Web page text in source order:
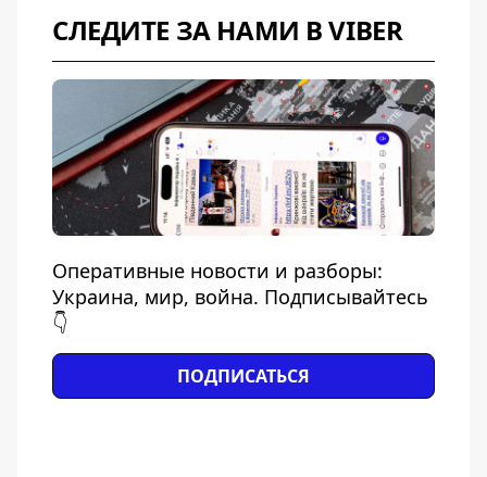
СЛЕДИТЕ ЗА НАМИ В VIBER
Оперативные новости и разборы:
Украина, мир, война. Подписывайтесь
👇
ПОДПИСАТЬСЯ